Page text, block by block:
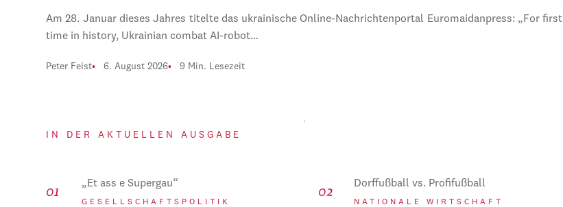
Am 28. Januar dieses Jahres titelte das ukrainische Online-Nachrichtenportal Euromaidanpress: „For first
time in history, Ukrainian combat AI-robot…
Peter Feist 6. August 2026 9 Min. Lesezeit
IN DER AKTUELLEN AUSGABE
„Et ass e Supergau“
GESELLSCHAFTSPOLITIK
Dorffußball vs. Profifußball
NATIONALE WIRTSCHAFT